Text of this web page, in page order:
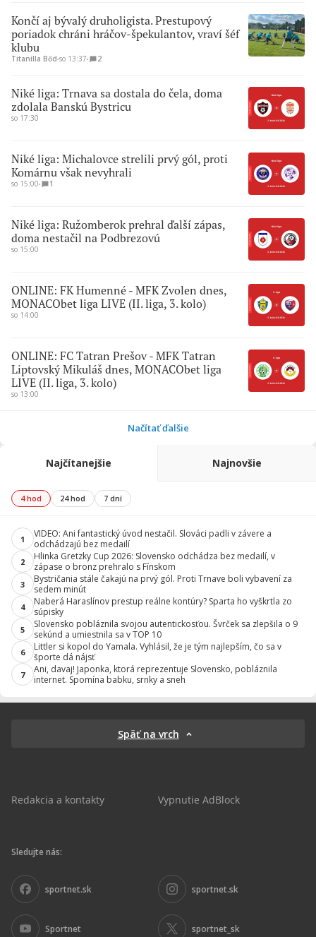
Končí aj bývalý druholigista. Prestupový
poriadok chráni hráčov-špekulantov, vraví šéf
klubu
Titanilla Bőd∙so 13:37∙ 2
Niké liga: Trnava sa dostala do čela, doma
zdolala Banskú Bystricu
so 17:30
Niké liga: Michalovce strelili prvý gól, proti
Komárnu však nevyhrali
so 15:00∙ 1
Niké liga: Ružomberok prehral ďalší zápas,
doma nestačil na Podbrezovú
so 15:00
ONLINE: FK Humenné - MFK Zvolen dnes,
MONACObet liga LIVE (II. liga, 3. kolo)
so 14:00
ONLINE: FC Tatran Prešov - MFK Tatran
Liptovský Mikuláš dnes, MONACObet liga
LIVE (II. liga, 3. kolo)
so 13:00
Načítať ďalšie
Najčítanejšie Najnovšie
4 hod 24 hod 7 dní
1
VIDEO: Ani fantastický úvod nestačil. Slováci padli v závere a
odchádzajú bez medailí
2
Hlinka Gretzky Cup 2026: Slovensko odchádza bez medailí, v
zápase o bronz prehralo s Fínskom
3
Bystričania stále čakajú na prvý gól. Proti Trnave boli vybavení za
sedem minút
4
Naberá Haraslínov prestup reálne kontúry? Sparta ho vyškrtla zo
súpisky
5
Slovensko pobláznila svojou autentickosťou. Švrček sa zlepšila o 9
sekúnd a umiestnila sa v TOP 10
6
Littler si kopol do Yamala. Vyhlásil, že je tým najlepším, čo sa v
športe dá nájsť
7
Ani, davaj! Japonka, ktorá reprezentuje Slovensko, pobláznila
internet. Spomína babku, srnky a sneh
Späť na vrch
Redakcia a kontakty Vypnutie AdBlock
Sledujte nás:
sportnet.sk sportnet.sk
Sportnet sportnet_sk